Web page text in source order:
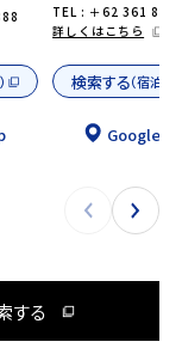
TEL : ＋62 361
詳しくはこちら
検索する（宿泊の
Google
する